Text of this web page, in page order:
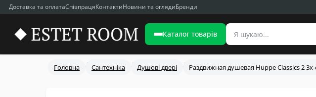
Доставка та оплатаСпівпрацяКонтактиНовини та оглядиБренди
Каталог товарів
Головна Сантехніка Душові двері Раздвижная душевая Huppe Classics 2